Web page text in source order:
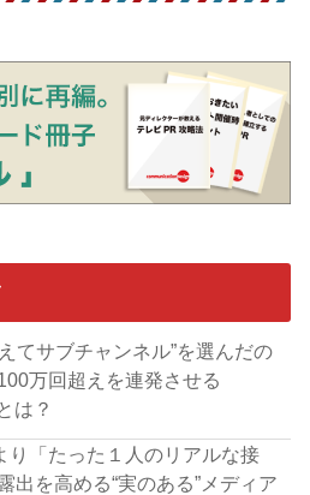
てサブチャンネル”を選んだの
万回超えを連発させる
は？
り「たった１人のリアルな接
出を高める“実のある”メディア